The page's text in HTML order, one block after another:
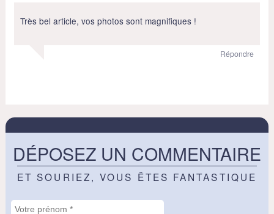
Très bel article, vos photos sont magnifiques !
Répondre
DÉPOSEZ UN COMMENTAIRE
ET SOURIEZ, VOUS ÊTES FANTASTIQUE